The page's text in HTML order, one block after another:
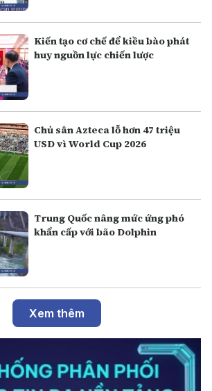
Kiến tạo cơ chế để kiều bào phát
huy nguồn lực chiến lược
Chủ sân Azteca lỗ hơn 47 triệu
USD vì World Cup 2026
Trung Quốc nâng mức ứng phó
khẩn cấp với bão Dolphin
Xem thêm